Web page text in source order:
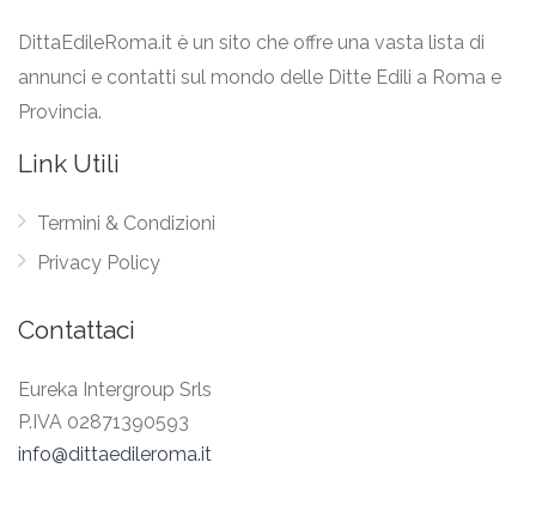
DittaEdileRoma.it è un sito che offre una vasta lista di
annunci e contatti sul mondo delle Ditte Edili a Roma e
Provincia.
Link Utili
Termini & Condizioni
Privacy Policy
Contattaci
Eureka Intergroup Srls
P.IVA 02871390593
info@dittaedileroma.it